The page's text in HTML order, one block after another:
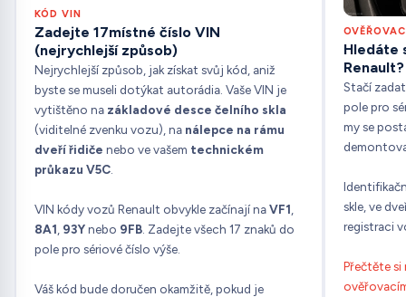
KÓD VIN
Zadejte 17místné číslo VIN
(nejrychlejší způsob)
Nejrychlejší způsob, jak získat svůj kód, aniž
byste se museli dotýkat autorádia. Vaše VIN je
vytištěno na základové desce čelního skla
(viditelné zvenku vozu), na nálepce na rámu
dveří řidiče nebo ve vašem technickém
průkazu V5C.
VIN kódy vozů Renault obvykle začínají naVF1
8A1 93Ynebo 9FB. Zadejte všech 17 znaků do
pole pro sériové číslo výše.
Váš kód bude doručen okamžitě, pokud je
Hledáte
Renault?
Stačí
pole pro
my se
skle, ve
registraci
Přečtěte